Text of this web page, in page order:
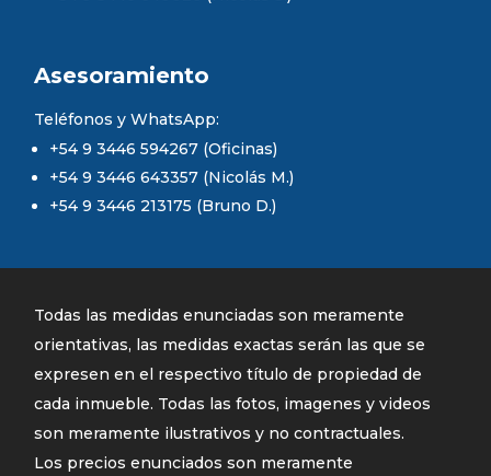
Asesoramiento
Teléfonos y WhatsApp:
+54 9 3446 594267 (Oficinas)
+54 9 3446 643357 (Nicolás M.)
+54 9 3446 213175 (Bruno D.)
Todas las medidas enunciadas son meramente
orientativas, las medidas exactas serán las que se
expresen en el respectivo título de propiedad de
cada inmueble. Todas las fotos, imagenes y videos
son meramente ilustrativos y no contractuales.
Los precios enunciados son meramente